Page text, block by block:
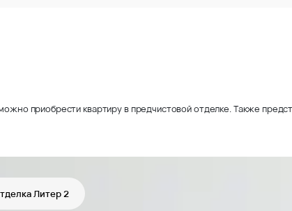
приобрести квартиру в предчистовой отделке. Также
Литер 2